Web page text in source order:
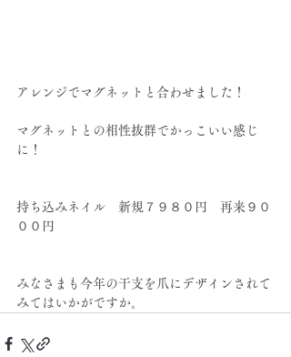
アレンジでマグネットと合わせました！
マグネットとの相性抜群でかっこいい感じ
に！
持ち込みネイル　新規７９８０円　再来９０
００円
みなさまも今年の干支を爪にデザインされて
みてはいかがですか。